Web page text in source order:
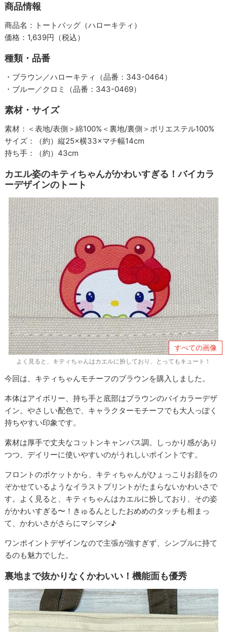
商品情報
商品名：トートバッグ（ハローキティ）
価格：1,639円（税込）
種類・品番
・ブラウン／ハローキティ（品番：343-0464）
・ブルー／クロミ（品番：343-0469）
素材・サイズ
素材：＜表地/表側＞綿100%＜裏地/裏側＞ポリエステル100%
サイズ：（約）縦25×横33×マチ幅14cm
持ち手：（約）43cm
カエル姿のキティちゃんがかわいすぎる！バイカラ
ーデザインのトート
すべての画像
よく見ると、キティちゃんはカエルに扮しており、とってもキュート！
今回は、キティちゃんモチーフのブラウンを購入しました。
本体はアイボリー、持ち手と底部はブラウンのバイカラーデザ
イン。やさしい配色で、キャラクターモチーフでも大人っぽく
持ちやすい印象です。
素材は厚手で丈夫なコットンキャンバス調。しっかり感があり
つつ、デイリーに使いやすいのがうれしいポイントです。
フロントのポケットから、キティちゃんがひょっこりお顔をの
ぞかせているようなイラストプリントがたまらないかわいさで
す。よく見ると、キティちゃんはカエルに扮しており、その姿
がかわいすぎる〜！きゅるんとしたおめめのタッチも相まっ
て、かわいさがさらにマシマシ♪
ワンポイントデザインなので主張が強すぎず、シンプルに持て
るのも魅力でした。
裏地まで抜かりなくかわいい！機能面も優秀